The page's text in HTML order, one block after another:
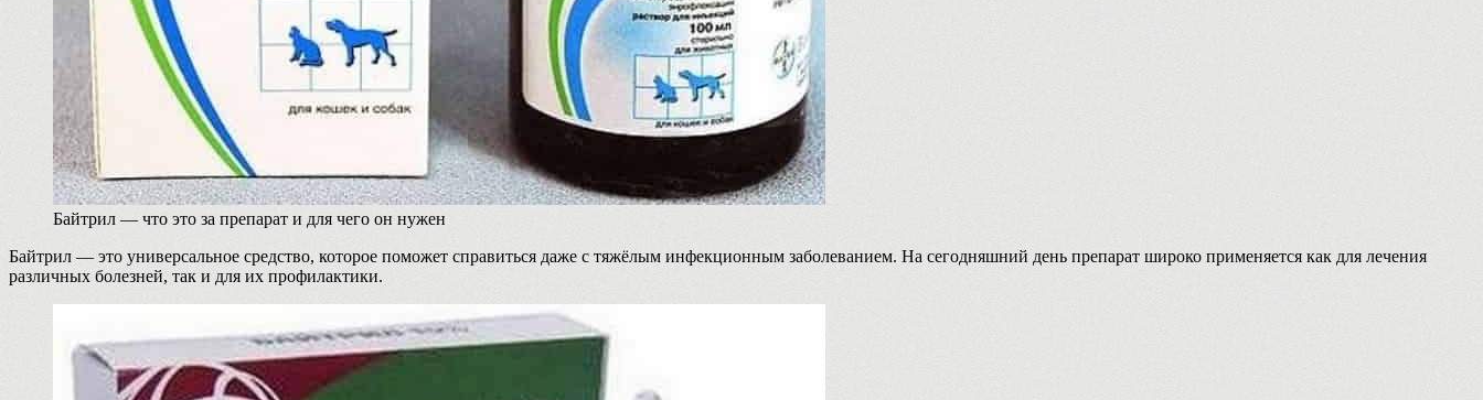
Байтрил — что это за препарат и для чего он нужен
Байтрил — это универсальное средство, которое поможет справиться даже с тяжёлым инфекционным заболеванием. На сегодняшний день препарат широко применяется как для лечения
различных болезней, так и для их профилактики.